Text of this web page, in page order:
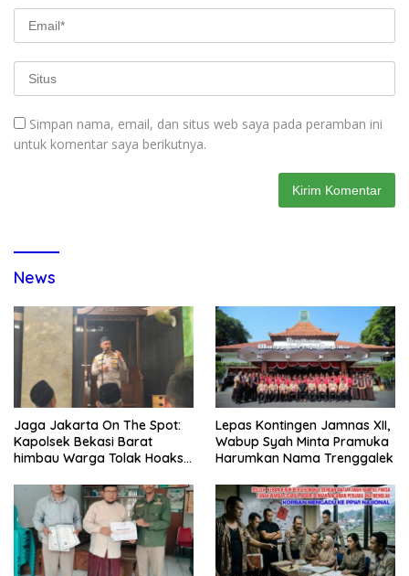
Simpan nama, email, dan situs web saya pada peramban ini
untuk komentar saya berikutnya.
News
Jaga Jakarta On The Spot:
Kapolsek Bekasi Barat
himbau Warga Tolak Hoaks
Sholat Jumat
Lepas Kontingen Jamnas XII,
Wabup Syah Minta Pramuka
Harumkan Nama Trenggalek